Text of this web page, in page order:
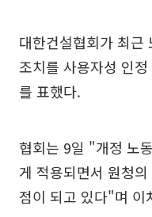
대한건설협회가 최근
조치를 사용자성 인
를 표했다.
협회는 9일 "개정 노
게 적용되면서 원청
점이 되고 있다"며 이